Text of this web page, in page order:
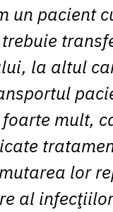
un pacient
la altul
mult,
lor
al